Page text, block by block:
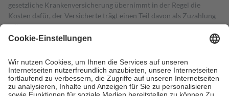
gesetzliche Krankenversicherung übernimmt in der Regel die
Kosten dafür, der Versicherte trägt einen Teil davon als Zuzahlung
mit.
Grundsätzlich leisten Mitglieder Zuzahlungen in Höhe von zehn
höchstens zehn Euro.
Es sind jedoch nie mehr als die tatsächlichen
Kosten der Leistung zu entrichten.
Diese Regeln gelten grundsätzlich auch für Online-Apotheken.
Bei Heilmitteln und häuslicher Krankenpflege beträgt die